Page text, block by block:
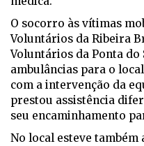
O socorro às vítimas
Voluntários da Ribeira
Voluntários da Ponta do
ambulâncias para o
com a intervenção da
prestou assistência
seu encaminhamento
No local esteve também